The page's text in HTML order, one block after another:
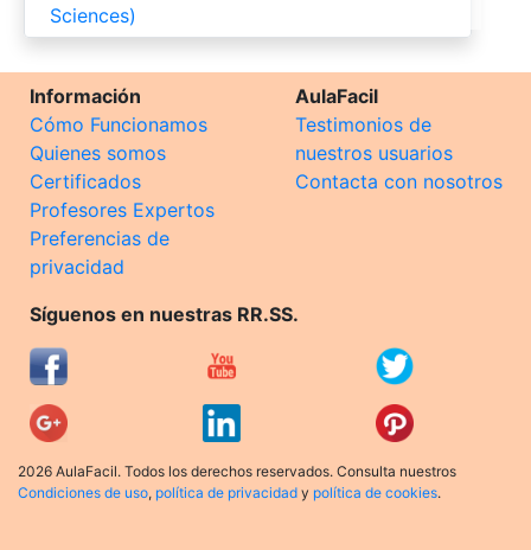
Sciences)
Información
Cómo Funcionamos
Quienes somos
Certificados
Profesores Expertos
Preferencias de
privacidad
AulaFacil
Testimonios de
nuestros usuarios
Contacta con nosotros
Síguenos en nuestras RR.SS.
2026 AulaFacil. Todos los derechos reservados. Consulta nuestros
Condiciones de uso, política de privacidad y política de cookies.